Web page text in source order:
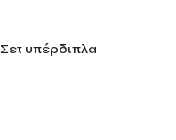
Σετ υπέρδιπλα